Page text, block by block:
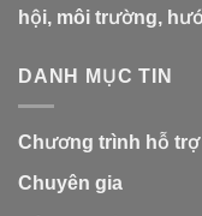
hội, môi trường,
DANH MỤC TIN
Chương trình hỗ trợ
Chuyên gia